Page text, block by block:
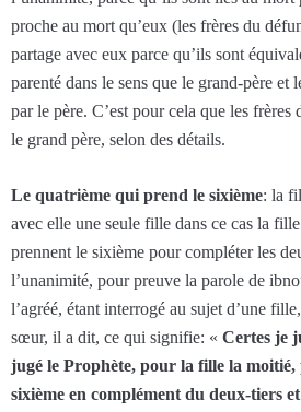
proche au mort qu’eux (les frères du
partage avec eux parce qu’ils sont
parenté dans le sens que le grand-père et
par le père. C’est pour cela que les frères
le grand père, selon des détails.
Le quatrième qui prend le sixième: la
avec elle une seule fille dans ce cas la
prennent le sixième pour compléter les
l’unanimité, pour preuve la parole de
l’agréé, étant interrogé au sujet d’une
sœur, il a dit, ce qui signifie: « Certes je
jugé le Prophète, pour la fille la
sixième en complément du deux-tiers